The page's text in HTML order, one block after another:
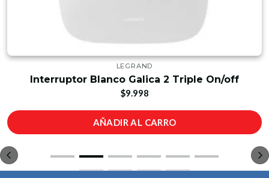
LEGRAND
Interruptor Blanco Galica 2 Triple On/off
$9.998
AÑADIR AL CARRO